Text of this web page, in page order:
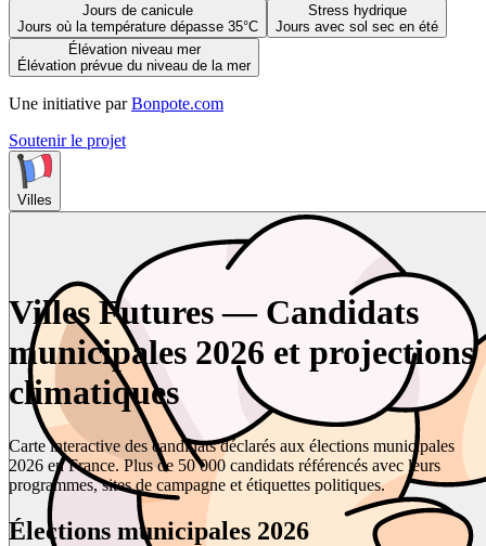
Jours de canicule
Jours où la température dépasse 35°C
Stress hydrique
Jours avec sol sec en été
Élévation niveau mer
Élévation prévue du niveau de la mer
Une initiative par Bonpote.com
Soutenir le projet
Villes
Villes Futures — Candidats
municipales 2026 et projections
climatiques
Carte interactive des candidats déclarés aux élections municipales
2026 en France. Plus de 50 000 candidats référencés avec leurs
programmes, sites de campagne et étiquettes politiques.
Élections municipales 2026